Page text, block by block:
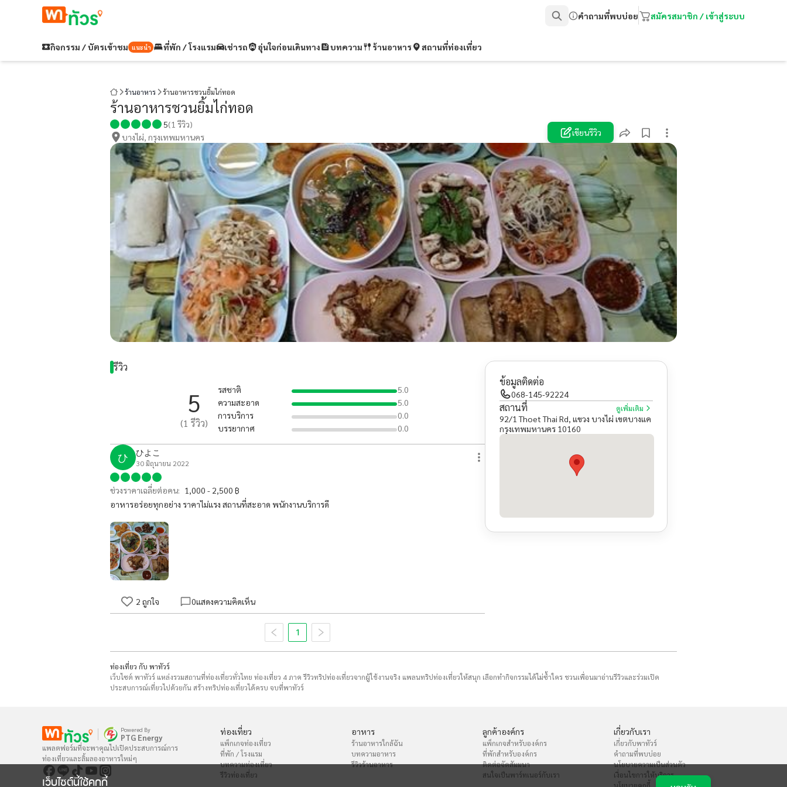
คำถามที่พบบ่อย สมัครสมาชิก / เข้าสู่ระบบ
กิจกรรม / บัตรเข้าชม แนะนำ ที่พัก / โรงแรม เช่ารถ อุ่นใจก่อนเดินทาง บทความ ร้านอาหาร สถานที่ท่องเที่ยว
เว็บไซต์นี้ใช้คุกกี้
ร้านอาหาร ร้านอาหารชวนยิ้มไก่ทอด
ร้านอาหารชวนยิ้มไก่ทอด
5(1 รีวิว)
บางไผ่, กรุงเทพมหานคร
เขียนรีวิว
รีวิว
5
(1 รีวิว)
รสชาติ
5.0
ความสะอาด
5.0
การบริการ
0.0
บรรยากาศ
0.0
ひ ひよこ
30 มิถุนายน 2022
ช่วงราคาเฉลี่ยต่อคน: 1,000 - 2,500 ฿
อาหารอร่อยทุกอย่าง ราคาไม่แรง สถานที่สะอาด พนักงานบริการดี
2 ถูกใจ 0แสดงความคิดเห็น
1
ข้อมูลติดต่อ
068-145-92224
สถานที่ ดูเพิ่มเติม
92/1 Thoet Thai Rd, แขวง บางไผ่ เขตบางแค
กรุงเทพมหานคร 10160
ท่องเที่ยว กับ พาทัวร์
เว็บไซต์ พาทัวร์ แหล่งรวมสถานที่ท่องเที่ยวทั่วไทย ท่องเที่ยว 4 ภาค รีวิวทริปท่องเที่ยวจากผู้ใช้งานจริง แพลนทริปท่องเที่ยวให้สนุก เลือกทำกิจกรรมได้ไม่ซ้ำใคร ชวนเพื่อนมาอ่านรีวิวและร่วมเปิด
ประสบการณ์เที่ยวไปด้วยกัน สร้างทริปท่องเที่ยวได้ครบ จบที่พาทัวร์
Powered By
PTG Energy
แพลตฟอร์มที่จะพาคุณไปเปิดประสบการณ์การ
ท่องเที่ยวและลิ้มลองอาหารใหม่ๆ
ท่องเที่ยว
แพ็กเกจท่องเที่ยว
ที่พัก / โรงแรม
บทความท่องเที่ยว
รีวิวท่องเที่ยว
อาหาร
ร้านอาหารใกล้ฉัน
บทความอาหาร
รีวิวร้านอาหาร
ลูกค้าองค์กร
แพ็กเกจสำหรับองค์กร
ที่พักสำหรับองค์กร
ติดต่อจัดสัมมนา
สนใจเป็นพาร์ทเนอร์กับเรา
เกี่ยวกับเรา
เกี่ยวกับพาทัวร์
คำถามที่พบบ่อย
นโยบายความเป็นส่วนตัว
เงื่อนไขการให้บริการ